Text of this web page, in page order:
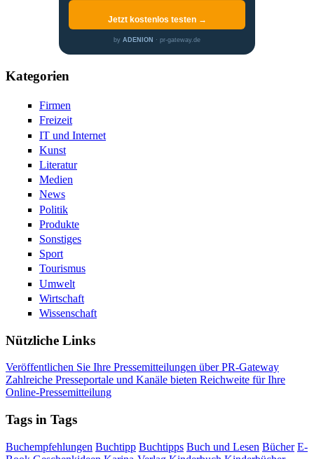
Jetzt kostenlos testen →
by ADENION · pr-gateway.de
Kategorien
Firmen
Freizeit
IT und Internet
Kunst
Literatur
Medien
News
Politik
Produkte
Sonstiges
Sport
Tourismus
Umwelt
Wirtschaft
Wissenschaft
Nützliche Links
Veröffentlichen Sie Ihre Pressemitteilungen über PR-Gateway
Zahlreiche Presseportale und Kanäle bieten Reichweite für Ihre
Online-Pressemitteilung
Tags in Tags
Buchempfehlungen Buchtipp Buchtipps Buch und Lesen Bücher E-